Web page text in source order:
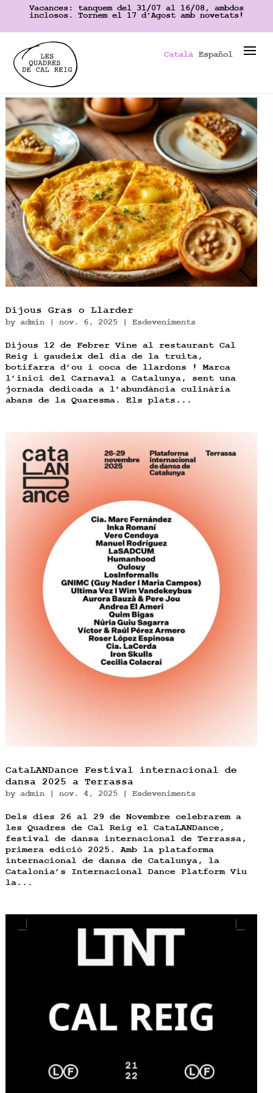
Vacances: tanquem del 31/07 al 16/08, ambdos
inclosos. Tornem el 17 d'Agost amb novetats!
Català Español
Dijous Gras o Llarder
by admin| nov. 6, 2025| Esdeveniments
Dijous 12 de Febrer Vine al restaurant Cal
Reig i gaudeix del dia de la truita,
botifarra d’ou i coca de llardons ! Marca
l’inici del Carnaval a Catalunya, sent una
jornada dedicada a l’abundància culinària
abans de la Quaresma. Els plats...
CataLANDance Festival internacional de
dansa 2025 a Terrassa
by admin| nov. 4, 2025| Esdeveniments
Dels dies 26 al 29 de Novembre celebrarem a
les Quadres de Cal Reig el CataLANDance,
festival de dansa internacional de Terrassa,
primera edició 2025. Amb la plataforma
internacional de dansa de Catalunya, la
Catalonia’s Internacional Dance Platform Viu
la...